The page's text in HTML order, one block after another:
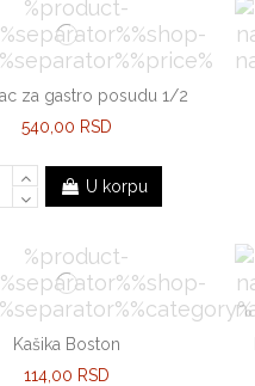
za gastro posudu 1/2
540,00 RSD
U korpu
Kašika Boston
114,00 RSD